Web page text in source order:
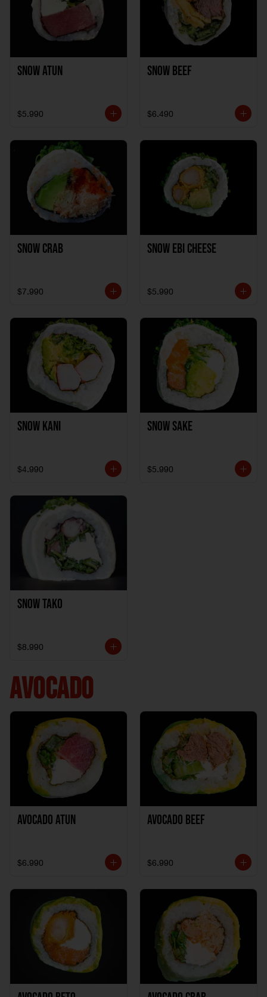
Snow Atun
$5.990
Snow Beef
$6.490
Snow Crab
$7.990
Snow Ebi Cheese
$5.990
Snow Kani
$4.990
Snow Sake
$5.990
Snow Tako
$8.990
AVOCADO
Avocado Atun
$6.990
Avocado Beef
$6.990